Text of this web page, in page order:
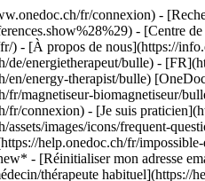
fr/connexion) -
- [Centre
) - [À propos de nous](https://
de/energietherapeut/bulle) -
en/energy-therapist/bulle)
fr/magnetiseur-biomagnetiseur/
fr/connexion) - [Je suis
assets/images/icons/frequent-
help.onedoc.ch/fr/
- [Réinitialiser mon adresse
thérapeute